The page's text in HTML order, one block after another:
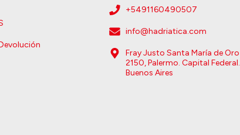
+5491160490507
info@hadriatica.com
Fray Justo Santa María de Oro
2150, Palermo. Capital Federal.
Buenos Aires